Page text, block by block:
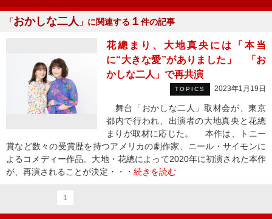
「おかしな二人 」に関連する １ 件の記事
花總まり、大地真央には「本当
に“大きな愛”がありました」 「お
かしな二人」で再共演
TOPICS 2023年1月19日
舞台「おかしな二人」取材会が、東京
都内で行われ、出演者の大地真央と花總
まりが取材に応じた。 本作は、トニー
賞など数々の受賞歴を持つアメリカの劇作家、ニール・サイモンに
よるコメディー作品。大地・花總によって2020年に初演された本作
が、再演されることが決定・・・ 続きを読む
1